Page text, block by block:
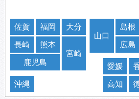
島根
広島
山口
愛媛
高知
大分
宮崎
福岡
熊本
佐賀
長崎
鹿児島
沖縄